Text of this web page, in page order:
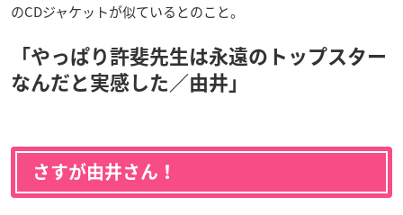
のCDジャケットが似ているとのこと。
「やっぱり許斐先生は永遠のトップスター
なんだと実感した／由井 」
さすが由井さん！